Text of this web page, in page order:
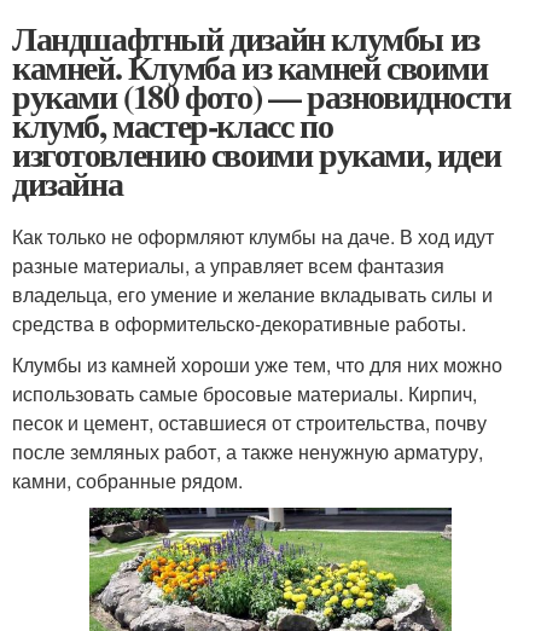
Ландшафтный дизайн клумбы из
камней. Клумба из камней своими
руками (180 фото) — разновидности
клумб, мастер-класс по
изготовлению своими руками, идеи
дизайна
Как только не оформляют клумбы на даче. В ход идут
разные материалы, а управляет всем фантазия
владельца, его умение и желание вкладывать силы и
средства в оформительско-декоративные работы.
Клумбы из камней хороши уже тем, что для них можно
использовать самые бросовые материалы. Кирпич,
песок и цемент, оставшиеся от строительства, почву
после земляных работ, а также ненужную арматуру,
камни, собранные рядом.